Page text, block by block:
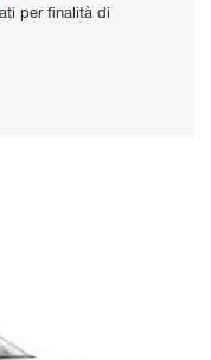
per finalità di